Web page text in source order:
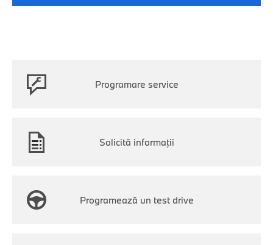
Programare service
Solicită informații
Programează un test drive